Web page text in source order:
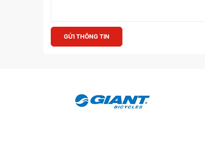
GỬI THÔNG TIN